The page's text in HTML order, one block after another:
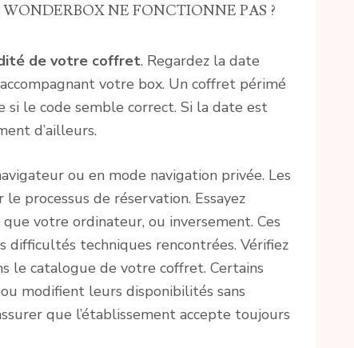
NE FONCTIONNE PAS ?
de votre coffret. Regardez la date
votre box. Un coffret périmé
si le code semble correct. Si la date est
d’ailleurs.
ou en mode navigation privée. Les
processus de réservation. Essayez
votre ordinateur, ou inversement. Ces
techniques rencontrées. Vérifiez
le catalogue de votre coffret. Certains
ou modifient leurs disponibilités sans
que l’établissement accepte toujours